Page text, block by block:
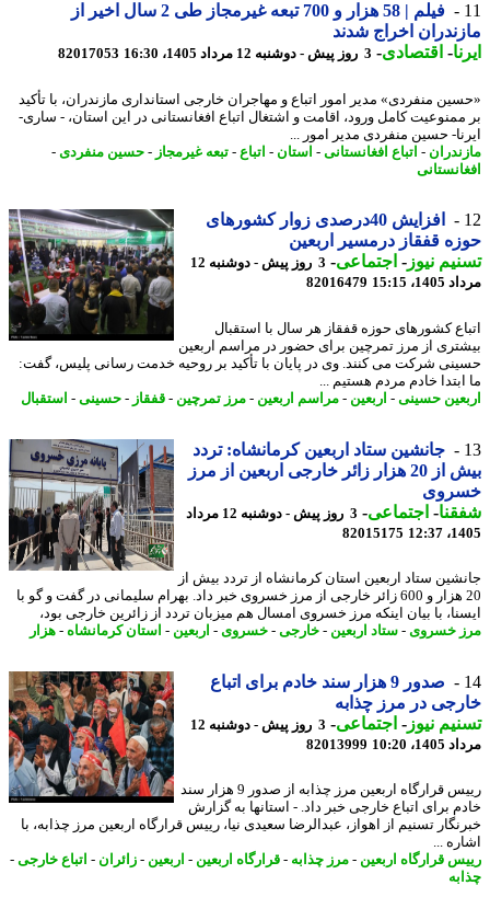
فیلم | 58 هزار و 700 تبعه غیرمجاز طی 2 سال اخیر از
اخراج شدند
-اقتصادی-3 روز پیش - دوشنبه 12 مرداد 1405، 16:30 82017053
منفردی» مدیر امور اتباع و مهاجران خارجی استانداری مازندران، با تأکید
کامل ورود، اقامت و اشتغال اتباع افغانستانی در این استان، - ساری-
حسین منفردی مدیر امور ...
- اتباع افغانستانی-استان-اتباع -تبعه غیرمجاز-حسین منفردی-
افزایش 40درصدی زوار کشورهای
قفقاز درمسیر اربعین
نیوز-اجتماعی-
3 روز پیش - دوشنبه 12
15:15
82016479
کشورهای حوزه قفقاز هر سال با استقبال
از مرز تمرچین برای حضور در مراسم اربعین
شرکت می کنند. وی در پایان با تأکید بر روحیه خدمت رسانی پلیس، گفت:
خادم مردم هستیم ...
حسینی-اربعین -مراسم اربعین -مرز تمرچین -قفقاز-حسینی-استقبال
جانشین ستاد اربعین کرمانشاه: تردد
بیش از 20 هزار زائر خارجی اربعین از مرز
-اجتماعی-
3 روز پیش - دوشنبه 12 مرداد
82015175
ستاد اربعین استان کرمانشاه از تردد بیش از
20 هزار و 600 زائر خارجی از مرز خسروی خبر داد. بهرام سلیمانی در گفت و گو با
با بیان اینکه مرز خسروی امسال هم میزبان تردد از زائرین خارجی بود،
خسروی-ستاد اربعین -خارجی-خسروی-اربعین -استان کرمانشاه-هزار
صدور 9 هزار سند خادم برای اتباع
در مرز چذابه
نیوز-اجتماعی-
3 روز پیش - دوشنبه 12
10:20
82013999
رییس قرارگاه اربعین مرز چذابه از صدور 9 هزار سند
برای اتباع خارجی خبر داد. - استانها به گزارش
تسنیم از اهواز، عبدالرضا سعیدی نیا، رییس قرارگاه اربعین مرز چذابه، با
...
قرارگاه اربعین -مرز چذابه- قرارگاه اربعین -اربعین -زائران- اتباع خارجی-